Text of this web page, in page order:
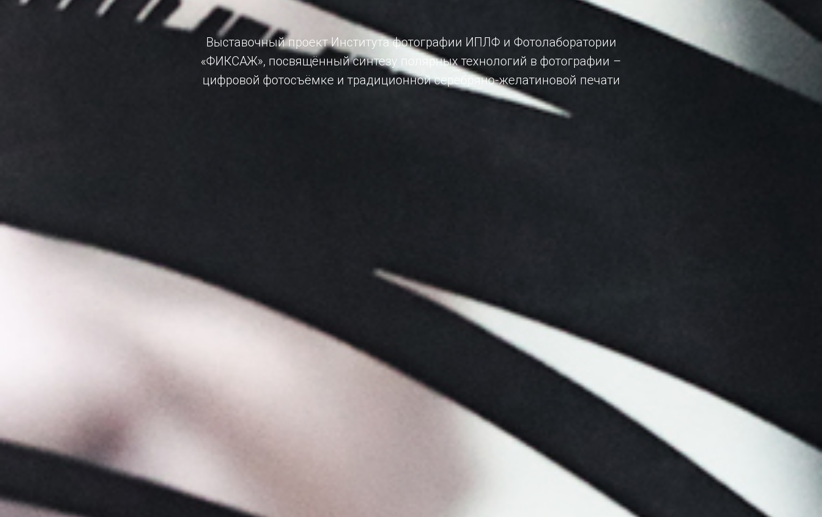
Выставочный проект Института фотографии ИПЛФ и Фотолаборатории
«ФИКСАЖ», посвящённый синтезу полярных технологий в фотографии –
цифровой фотосъёмке и традиционной серебряно-желатиновой печати